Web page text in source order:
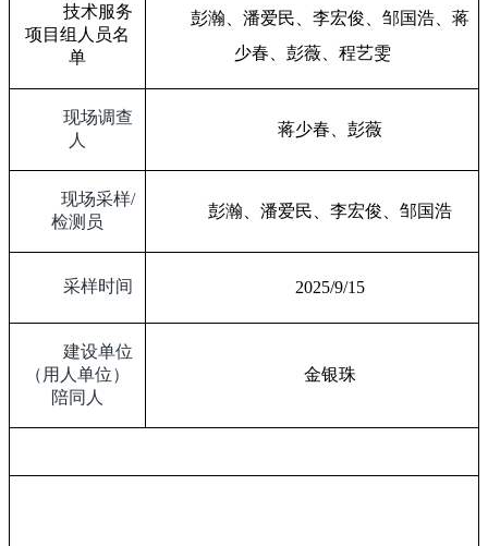
技术服务
项目组人员名
单
彭瀚、潘爱民、李宏俊、邹国浩、蒋
少春、彭薇、 程艺雯
现场调查
人
蒋少春、彭薇
现场采样/
检测员
彭瀚、潘爱民、李宏俊、邹国浩
采样时间 2025/9/15
建设单位
（用人单位）
陪同人
金银珠